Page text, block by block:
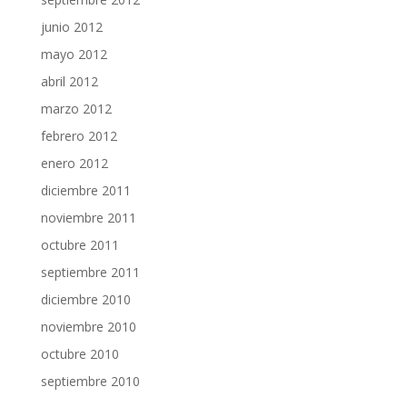
junio 2012
mayo 2012
abril 2012
marzo 2012
febrero 2012
enero 2012
diciembre 2011
noviembre 2011
octubre 2011
septiembre 2011
diciembre 2010
noviembre 2010
octubre 2010
septiembre 2010